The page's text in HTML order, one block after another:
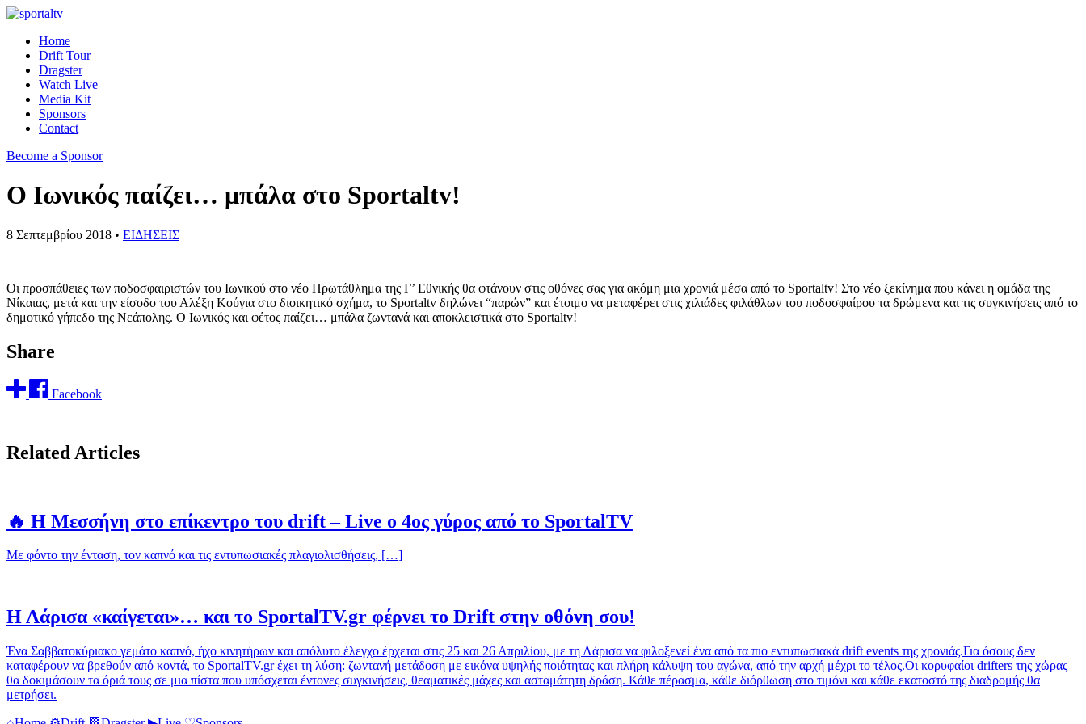
Home
Drift Tour
Dragster
Watch Live
Media Kit
Sponsors
Contact
Become a Sponsor
Ο Ιωνικός παίζει… μπάλα στο Sportaltv!
8 Σεπτεμβρίου 2018 • ΕΙΔΗΣΕΙΣ
Οι προσπάθειες των ποδοσφαιριστών του Ιωνικού στο νέο Πρωτάθλημα της Γ’ Εθνικής θα φτάνουν στις οθόνες σας για ακόμη μια χρονιά μέσα από το Sportaltv! Στο νέο ξεκίνημα που κάνει η ομάδα της
Νίκαιας, μετά και την είσοδο του Αλέξη Κούγια στο διοικητικό σχήμα, το Sportaltv δηλώνει “παρών” και έτοιμο να μεταφέρει στις χιλιάδες φιλάθλων του ποδοσφαίρου τα δρώμενα και τις συγκινήσεις από το
δημοτικό γήπεδο της Νεάπολης. Ο Ιωνικός και φέτος παίζει… μπάλα ζωντανά και αποκλειστικά στο Sportaltv!
Share
Facebook
Related Articles
🔥 Η Μεσσήνη στο επίκεντρο του drift – Live ο 4ος γύρος από το SportalTV
Με φόντο την ένταση, τον καπνό και τις εντυπωσιακές πλαγιολισθήσεις, […]
Η Λάρισα «καίγεται»… και το SportalTV.gr φέρνει το Drift στην οθόνη σου!
Ένα Σαββατοκύριακο γεμάτο καπνό, ήχο κινητήρων και απόλυτο έλεγχο έρχεται στις 25 και 26 Απριλίου, με τη Λάρισα να φιλοξενεί ένα από τα πιο εντυπωσιακά drift events της χρονιάς.Για όσους δεν
καταφέρουν να βρεθούν από κοντά, το SportalTV.gr έχει τη λύση: ζωντανή μετάδοση με εικόνα υψηλής ποιότητας και πλήρη κάλυψη του αγώνα, από την αρχή μέχρι το τέλος.Οι κορυφαίοι drifters της χώρας
θα δοκιμάσουν τα όριά τους σε μια πίστα που υπόσχεται έντονες συγκινήσεις, θεαματικές μάχες και ασταμάτητη δράση. Κάθε πέρασμα, κάθε διόρθωση στο τιμόνι και κάθε εκατοστό της διαδρομής θα
μετρήσει.